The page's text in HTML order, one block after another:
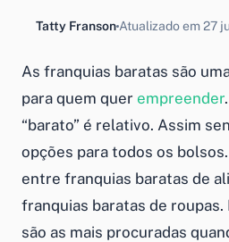
Tatty FransonAtualizado em 27
As franquias baratas são
para quem quer empreender
“barato” é relativo. Assim
opções para todos os
entre franquias baratas de
franquias baratas de roupas.
são as mais procuradas